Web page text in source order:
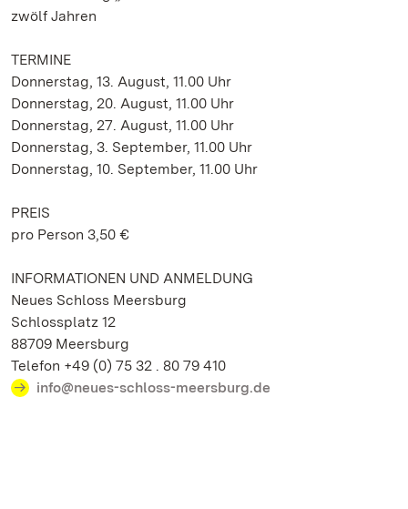
zwölf Jahren
TERMINE
Donnerstag, 13. August, 11.00 Uhr
Donnerstag, 20. August, 11.00 Uhr
Donnerstag, 27. August, 11.00 Uhr
Donnerstag, 3. September, 11.00 Uhr
Donnerstag, 10. September, 11.00 Uhr
PREIS
pro Person 3,50 €
INFORMATIONEN UND ANMELDUNG
Neues Schloss Meersburg
Schlossplatz 12
88709 Meersburg
Telefon +49 (0) 75 32 . 80 79 410
info@neues-schloss-meersburg.de